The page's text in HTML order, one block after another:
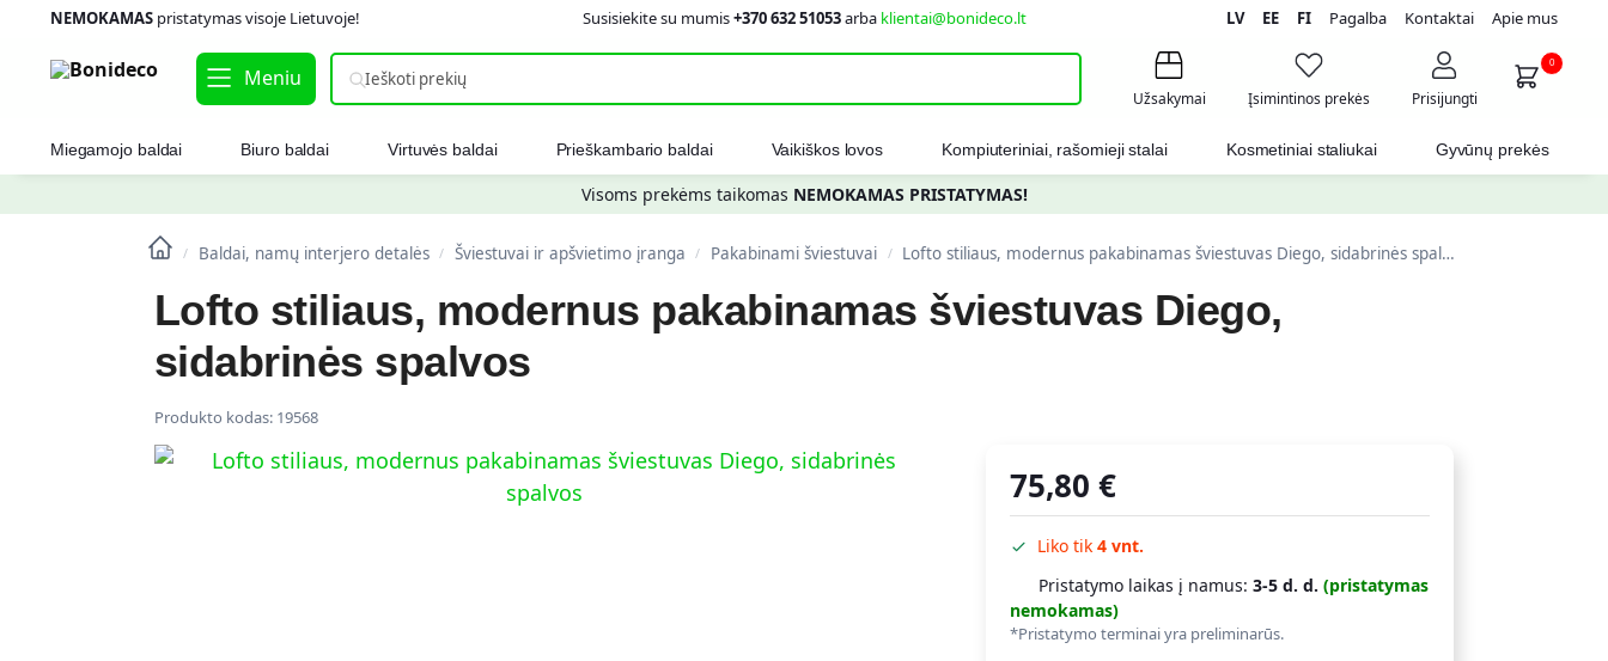
NEMOKAMASpristatymas visoje Lietuvoje! Susisiekite su mumis+370 632 51053arba klientai@bonideco.lt LV EE FI Pagalba Kontaktai Apie mus
Meniu
Užsakymai Įsimintinos prekės Prisijungti
0
Miegamojo baldai Biuro baldai Virtuvės baldai Prieškambario baldai Vaikiškos lovos Kompiuteriniai, rašomieji stalai Kosmetiniai staliukai Gyvūnų prekės
Visoms prekėms taikomas NEMOKAMAS PRISTATYMAS!
/ Baldai, namų interjero detalės / Šviestuvai ir apšvietimo įranga / Pakabinami šviestuvai / Lofto stiliaus, modernus pakabinamas šviestuvas Diego, sidabrinės spalvos
Lofto stiliaus, modernus pakabinamas šviestuvas Diego,
sidabrinės spalvos
Produkto kodas: 19568
75,80€
Liko tik4 vnt.
Pristatymo laikas į namus:3-5 d. d. (pristatymas
nemokamas)
*Pristatymo terminai yra preliminarūs.